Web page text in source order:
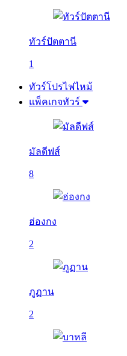
ทัวร์ปัตตานี
1
ทัวร์โปรไฟไหม้
แพ็คเกจทัวร์
มัลดีฟส์
8
ฮ่องกง
2
ภูฏาน
2